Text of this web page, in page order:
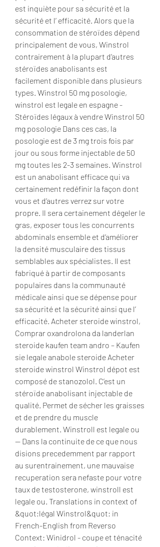
est inquiète pour sa sécurité et la
sécurité et l’ efficacité. Alors que la
consommation de stéroïdes dépend
principalement de vous, Winstrol
contrairement à la plupart d’autres
stéroïdes anabolisants est
facilement disponible dans plusieurs
types. Winstrol 50 mg posologie,
winstrol est legale en espagne -
Stéroïdes légaux à vendre Winstrol 50
mg posologie Dans ces cas, la
posologie est de 3 mg trois fois par
jour ou sous forme injectable de 50
mg toutes les 2-3 semaines. Winstrol
est un anabolisant efficace qui va
certainement redéfinir la façon dont
vous et d’autres verrez sur votre
propre. Il sera certainement dégeler le
gras, exposer tous les concurrents
abdominals ensemble et d’améliorer
la densité musculaire des tissus
semblables aux spécialistes. Il est
fabriqué à partir de composants
populaires dans la communauté
médicale ainsi que se dépense pour
sa sécurité et la sécurité ainsi que l’
efficacité. Acheter steroide winstrol,
Comprar oxandrolona da landerlan
steroide kaufen team andro – Kaufen
sie legale anabole steroide Acheter
steroide winstrol Winstrol dépot est
composé de stanozolol. C’est un
stéroïde anabolisant injectable de
qualité. Permet de sécher les graisses
et de prendre du muscle
durablement. Winstroll est legale ou
— Dans la continuite de ce que nous
disions precedemment par rapport
au surentrainement, une mauvaise
recuperation sera nefaste pour votre
taux de testosterone, winstroll est
legale ou. Translations in context of
&quot;légal Winstrol&quot; in
French-English from Reverso
Context: Winidrol - coupe et ténacité